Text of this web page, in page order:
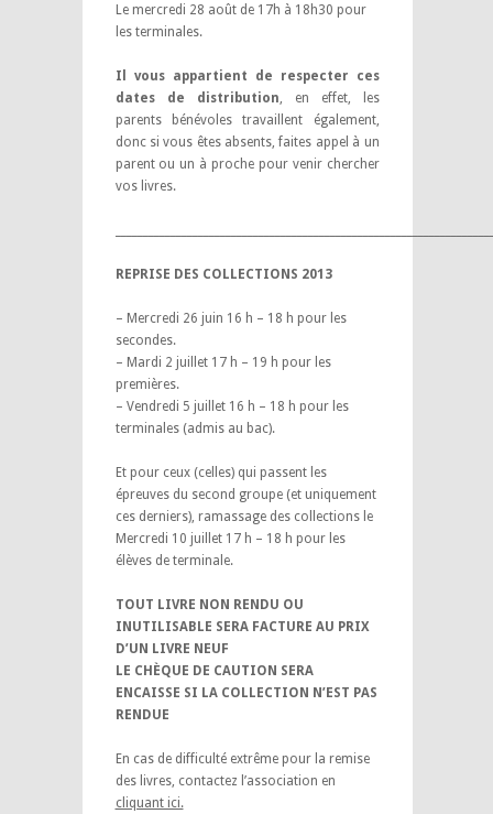
Le mercredi 28 août de 17h à 18h30 pour
les terminales.
Il vous appartient de respecter ces
dates de distribution, en effet, les
parents bénévoles travaillent également,
donc si vous êtes absents, faites appel à un
parent ou un à proche pour venir chercher
vos livres.
REPRISE DES COLLECTIONS 2013
– Mercredi 26 juin 16 h – 18 h pour les
secondes.
– Mardi 2 juillet 17 h – 19 h pour les
premières.
– Vendredi 5 juillet 16 h – 18 h pour les
terminales (admis au bac).
Et pour ceux (celles) qui passent les
épreuves du second groupe (et uniquement
ces derniers), ramassage des collections le
Mercredi 10 juillet 17 h – 18 h pour les
élèves de terminale.
TOUT LIVRE NON RENDU OU
INUTILISABLE SERA FACTURE AU PRIX
D’UN LIVRE NEUF
LE CHÈQUE DE CAUTION SERA
ENCAISSE SI LA COLLECTION N’EST PAS
RENDUE
En cas de difficulté extrême pour la remise
des livres, contactez l’association en
cliquant ici.